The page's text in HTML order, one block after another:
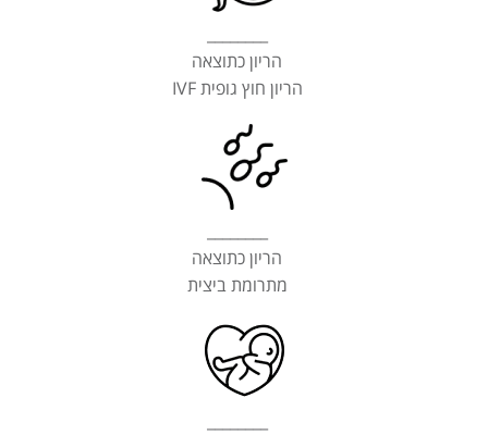
הריון כתוצאה
הריון חוץ גופית IVF
הריון כתוצאה
מתרומת ביצית